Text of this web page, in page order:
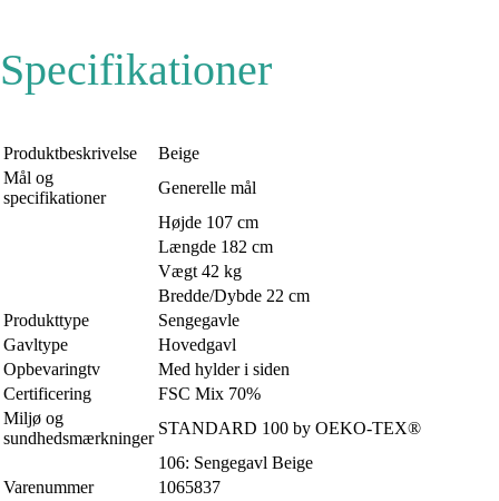
Specifikationer
Produktbeskrivelse
Beige
Mål og
specifikationer
Generelle mål
Højde 107 cm
Længde 182 cm
Vægt 42 kg
Bredde/Dybde 22 cm
Produkttype
Sengegavle
Gavltype
Hovedgavl
Opbevaringtv
Med hylder i siden
Certificering
FSC Mix 70%
Miljø og
sundhedsmærkninger
STANDARD 100 by OEKO-TEX®
106: Sengegavl Beige
Varenummer
1065837